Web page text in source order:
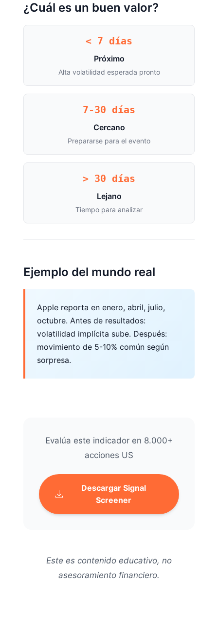
¿Cuál es un buen valor?
< 7 días
Próximo
Alta volatilidad esperada pronto
7-30 días
Cercano
Prepararse para el evento
> 30 días
Lejano
Tiempo para analizar
Ejemplo del mundo real
Apple reporta en enero, abril, julio,
octubre. Antes de resultados:
volatilidad implícita sube. Después:
movimiento de 5-10% común según
sorpresa.
Evalúa este indicador en 8.000+
acciones US
Descargar Signal
Screener
Este es contenido educativo, no
asesoramiento financiero.